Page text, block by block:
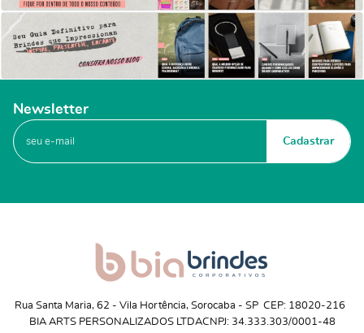
Newsletter
Cadastrar
Rua Santa Maria, 62 - Vila Hortência, Sorocaba - SP CEP: 18020-216
BIA ARTS PERSONALIZADOS LTDACNPJ: 34.333.303/0001-48